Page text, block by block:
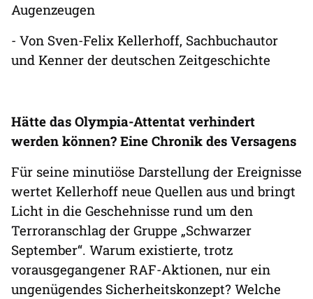
Augenzeugen
- Von Sven-Felix Kellerhoff, Sachbuchautor
und Kenner der deutschen Zeitgeschichte
Hätte das Olympia-Attentat verhindert
werden können? Eine Chronik des Versagens
Für seine minutiöse Darstellung der Ereignisse
wertet Kellerhoff neue Quellen aus und bringt
Licht in die Geschehnisse rund um den
Terroranschlag der Gruppe „Schwarzer
September“. Warum existierte, trotz
vorausgegangener RAF-Aktionen, nur ein
ungenügendes Sicherheitskonzept? Welche